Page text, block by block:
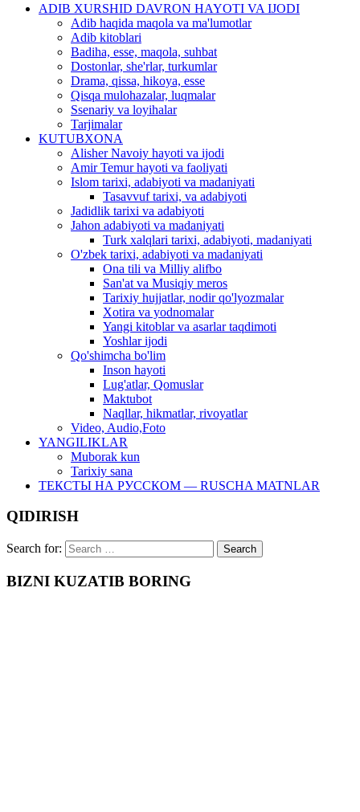
ADIB XURSHID DAVRON HAYOTI VA IJODI
Adib haqida maqola va ma'lumotlar
Adib kitoblari
Badiha, esse, maqola, suhbat
Dostonlar, she'rlar, turkumlar
Drama, qissa, hikoya, esse
Qisqa mulohazalar, luqmalar
Ssenariy va loyihalar
Tarjimalar
KUTUBXONA
Alisher Navoiy hayoti va ijodi
Amir Temur hayoti va faoliyati
Islom tarixi, adabiyoti va madaniyati
Tasavvuf tarixi, va adabiyoti
Jadidlik tarixi va adabiyoti
Jahon adabiyoti va madaniyati
Turk xalqlari tarixi, adabiyoti, madaniyati
O'zbek tarixi, adabiyoti va madaniyati
Ona tili va Milliy alifbo
San'at va Musiqiy meros
Tarixiy hujjatlar, nodir qo'lyozmalar
Xotira va yodnomalar
Yangi kitoblar va asarlar taqdimoti
Yoshlar ijodi
Qo'shimcha bo'lim
Inson hayoti
Lug'atlar, Qomuslar
Maktubot
Naqllar, hikmatlar, rivoyatlar
Video, Audio,Foto
YANGILIKLAR
Muborak kun
Tarixiy sana
ТЕКСТЫ НА РУССКОМ — RUSCHA MATNLAR
QIDIRISH
Search for:
BIZNI KUZATIB BORING